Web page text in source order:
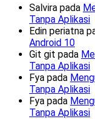
Salvira pada
Tanpa Aplikasi
Edin periatna
Android 10
Git git pada
Tanpa Aplikasi
Fya pada
Tanpa Aplikasi
Fya pada
Tanpa Aplikasi